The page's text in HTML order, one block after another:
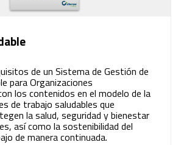
de un Sistema de Gestión de
para Organizaciones
los contenidos en el modelo de la
de trabajo saludables que
la salud, seguridad y bienestar
así como la sostenibilidad del
de manera continuada.